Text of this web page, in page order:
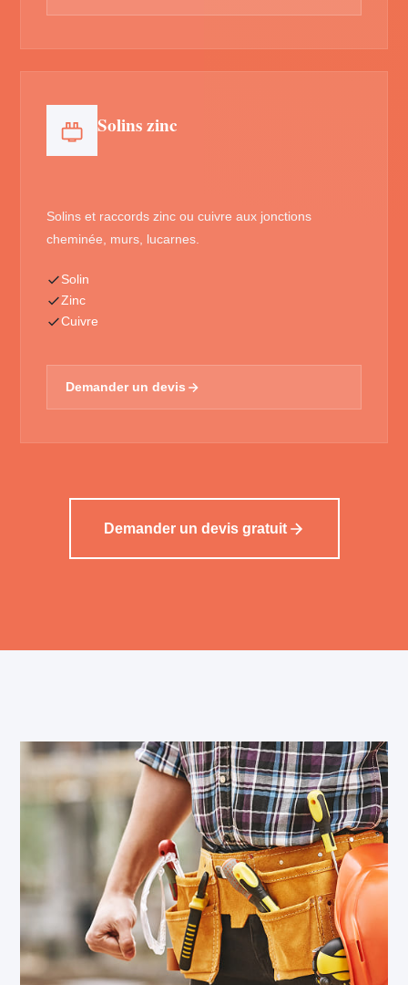
Solins zinc
Solins et raccords zinc ou cuivre aux jonctions
cheminée, murs, lucarnes.
Solin
Zinc
Cuivre
Demander un devis
Demander un devis gratuit